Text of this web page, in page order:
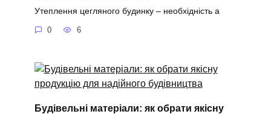
Утеплення цегляного будинку – необхідність а
0 6
Будівельні матеріали: як обрати якісну